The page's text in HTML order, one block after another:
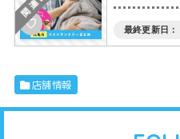
♡
店舗情報